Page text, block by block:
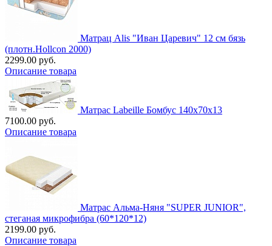
Матрац Alis "Иван Царевич" 12 см бязь
(плотн.Hollcon 2000)
2299.00 руб.
Описание товара
Матрас Labeille Бомбус 140х70х13
7100.00 руб.
Описание товара
Матрас Альма-Няня "SUPER JUNIOR",
стеганая микрофибра (60*120*12)
2199.00 руб.
Описание товара